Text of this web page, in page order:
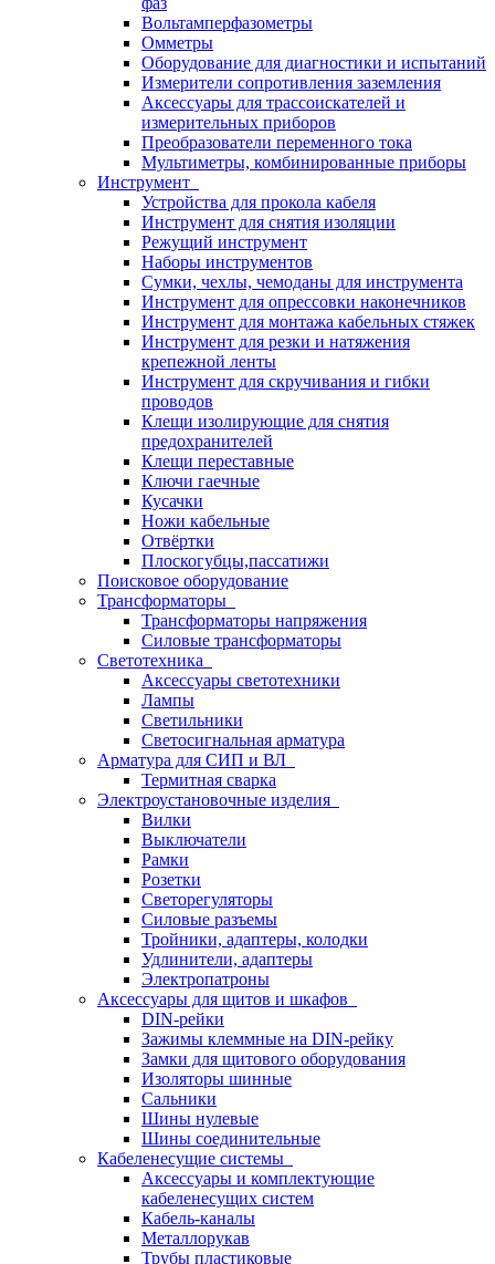
Вольтамперфазометры
Омметры
Оборудование для диагностики и испытаний
Измерители сопротивления заземления
Аксессуары для трассоискателей и
измерительных приборов
Преобразователи переменного тока
Мультиметры, комбинированные приборы
Инструмент
Устройства для прокола кабеля
Инструмент для снятия изоляции
Режущий инструмент
Наборы инструментов
Сумки, чехлы, чемоданы для инструмента
Инструмент для опрессовки наконечников
Инструмент для монтажа кабельных стяжек
Инструмент для резки и натяжения
крепежной ленты
Инструмент для скручивания и гибки
проводов
Клещи изолирующие для снятия
предохранителей
Клещи переставные
Ключи гаечные
Кусачки
Ножи кабельные
Отвёртки
Плоскогубцы,пассатижи
Поисковое оборудование
Трансформаторы
Трансформаторы напряжения
Силовые трансформаторы
Светотехника
Аксессуары светотехники
Лампы
Светильники
Светосигнальная арматура
Арматура для СИП и ВЛ
Термитная сварка
Электроустановочные изделия
Вилки
Выключатели
Рамки
Розетки
Светорегуляторы
Силовые разъемы
Тройники, адаптеры, колодки
Удлинители, адаптеры
Электропатроны
Аксессуары для щитов и шкафов
DIN-рейки
Зажимы клеммные на DIN-рейку
Замки для щитового оборудования
Изоляторы шинные
Сальники
Шины нулевые
Шины соединительные
Кабеленесущие системы
Аксессуары и комплектующие
кабеленесущих систем
Кабель-каналы
Металлорукав
Трубы пластиковые